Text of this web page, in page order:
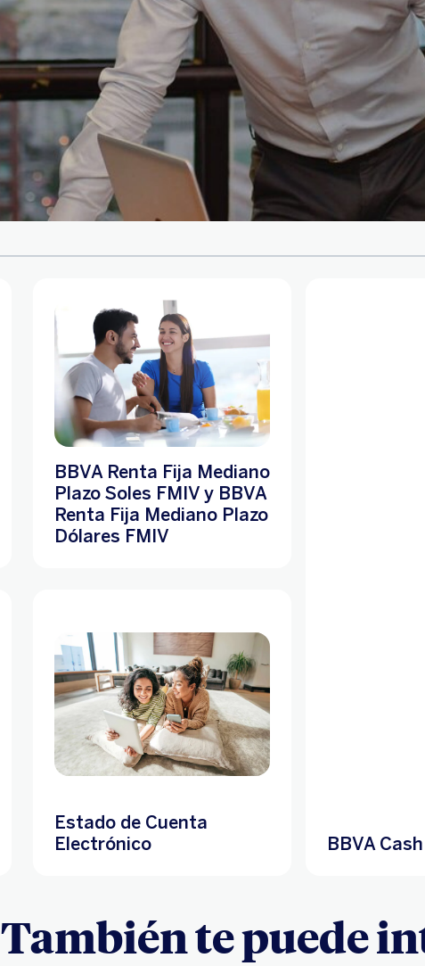
BBVA Renta Fija Mediano
Plazo Soles FMIV y BBVA
Renta Fija Mediano Plazo
Dólares FMIV
Estado de Cuenta
Electrónico
BBVA
También te puede